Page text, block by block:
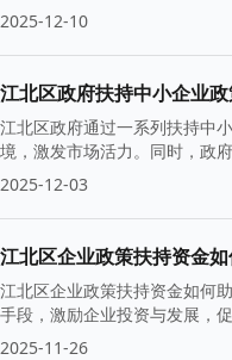
2025-12-10
江北区政府扶持中小企业
江北区政府通过一系列扶持中
境，激发市场活力。同时，政
2025-12-03
江北区企业政策扶持资金
江北区企业政策扶持资金如何
手段，激励企业投资与发展，
础。
2025-11-26